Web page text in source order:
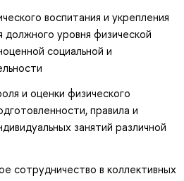
воспитания и укрепления
должного уровня физической
социальной и
и оценки физического
правила и
занятий различной
сотрудничество в коллективных